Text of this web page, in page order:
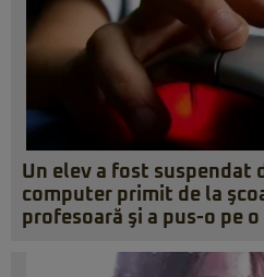
Un elev a fost suspendat
computer primit de la
profesoară şi a pus-o pe